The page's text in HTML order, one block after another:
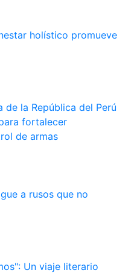
holístico promueve
de la República del Perú
fortalecer
de armas
a rusos que no
Un viaje literario